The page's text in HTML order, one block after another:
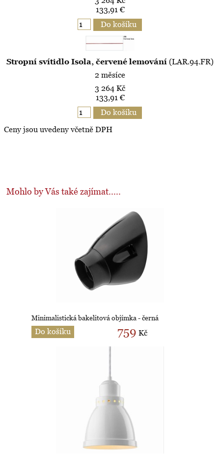
133,91 €
Stropní svítidlo Isola, červené lemování (LAR.94.FR)
2 měsíce
3 264 Kč
133,91 €
Ceny jsou uvedeny včetně DPH
Mohlo by Vás také zajímat.....
Minimalistická bakelitová objímka - černá
Do košíku 759 Kč